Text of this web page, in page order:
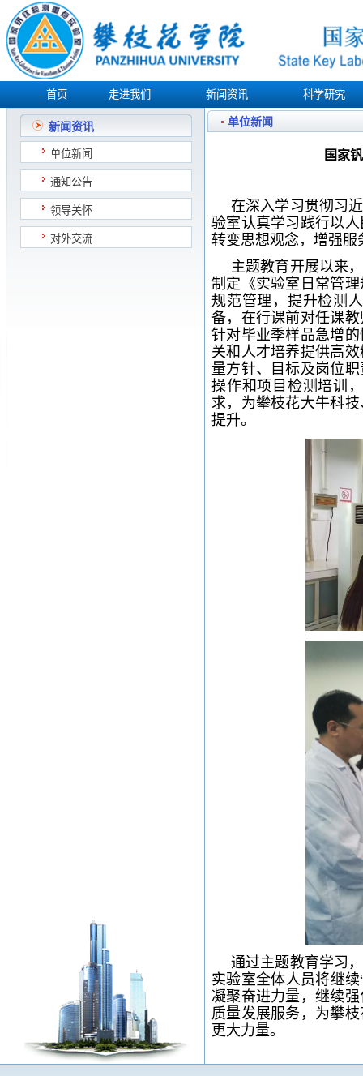
首页 走进我们 新闻资讯 科学研究
新闻资讯
单位新闻
通知公告
领导关怀
对外交流
单位新闻
国家
在深入学习贯彻习
验室认真学习践行以
转变思想观念，增强
主题教育开展以来
制定《实验室日常管
规范管理，提升检测
备，在行课前对任课
针对毕业季样品急增
关和人才培养提供高
量方针、目标及岗位
操作和项目检测培训
求，为攀枝花大牛科
提升。
通过主题教育学习
实验室全体人员将继
凝聚奋进力量，继续
质量发展服务，为攀
更大力量。